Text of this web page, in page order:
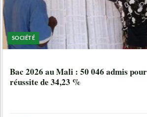
SOCIÉTÉ
Bac 2026 au Mali : 50 046 admis
réussite de 34,23 %